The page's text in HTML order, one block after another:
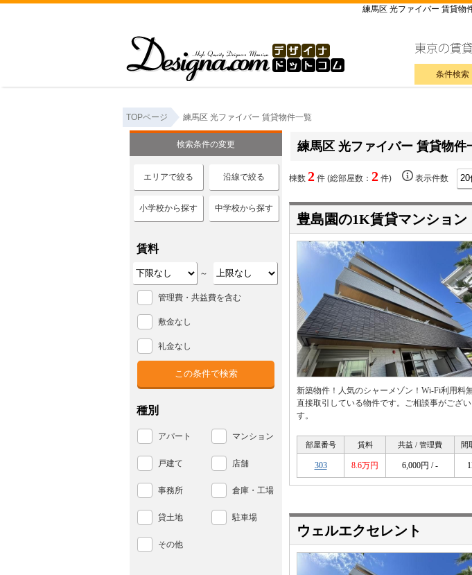
練馬区 光ファイバー 賃貸物
条件検索
TOPページ 練馬区 光ファイバー 賃貸物件一覧
練馬区 光ファイバー 賃貸物件
棟数 2 件 (総部屋数： 2 件) 表示件数
豊島園の1K賃貸マンション
新築物件！人気のシャーメゾン！Wi-Fi利用料
直接取引している物件です。ご相談事がござ
す。
部屋番号 賃料 共益 / 管理費 間
303 8.6万円 6,000円 / -
ウェルエクセレント
検索条件の変更
エリアで絞る 沿線で絞る
小学校から探す 中学校から探す
賃料
～
管理費・共益費を含む
敷金なし
礼金なし
種別
アパート マンション
戸建て 店舗
事務所 倉庫・工場
貸土地 駐車場
その他